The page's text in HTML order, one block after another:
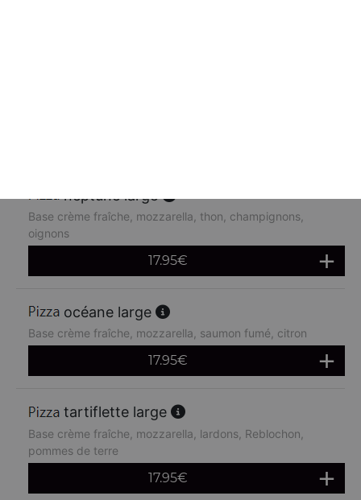
neptune large
Base crème fraîche, mozzarella, thon, champignons,
oignons
17.95€
océane large
Base crème fraîche, mozzarella, saumon fumé, citron
17.95€
tartiflette large
Base crème fraîche, mozzarella, lardons, Reblochon,
pommes de terre
17.95€